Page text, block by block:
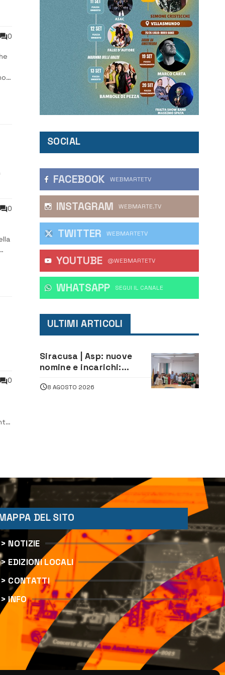
0
0
0
SOCIAL
FACEBOOK WEBMARTETV
INSTAGRAM WEBMARTE.TV
TWITTER WEBMARTETV
YOUTUBE @WEBMARTETV
WHATSAPP ‎SEGUI IL CANALE
ULTIMI ARTICOLI
Siracusa | Asp: nuove
nomine e incarichi:
di Sanità pubblica,
8 AGOSTO 2026
DEL SITO
> NOTIZIE
> EDIZIONI LOCALI
> CONTATTI
> INFO